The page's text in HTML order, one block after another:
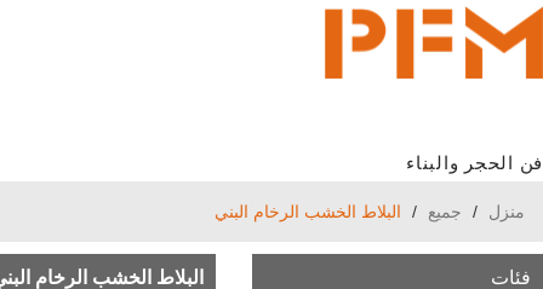
فن الحجر والبناء
منزل / جميع / البلاط الخشب الرخام البني
فئات البلاط الخشب الرخام